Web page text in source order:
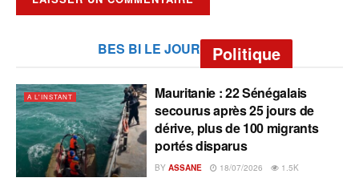
BES BI LE JOUR Politique
A L'INSTANT
Mauritanie : 22 Sénégalais
secourus après 25 jours de
dérive, plus de 100 migrants
portés disparus
BY ASSANE 18/07/2026 1.5K